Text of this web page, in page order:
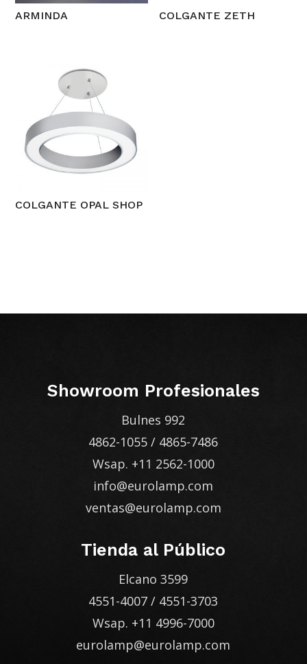
ARMINDA COLGANTE ZETH
COLGANTE OPAL SHOP
Showroom Profesionales
Bulnes 992
4862-1055 / 4865-7486
Wsap. +11 2562-1000
info@eurolamp.com
ventas@eurolamp.com
Tienda al Público
Elcano 3599
4551-4007 / 4551-3703
Wsap. +11 4996-7000
eurolamp@eurolamp.com